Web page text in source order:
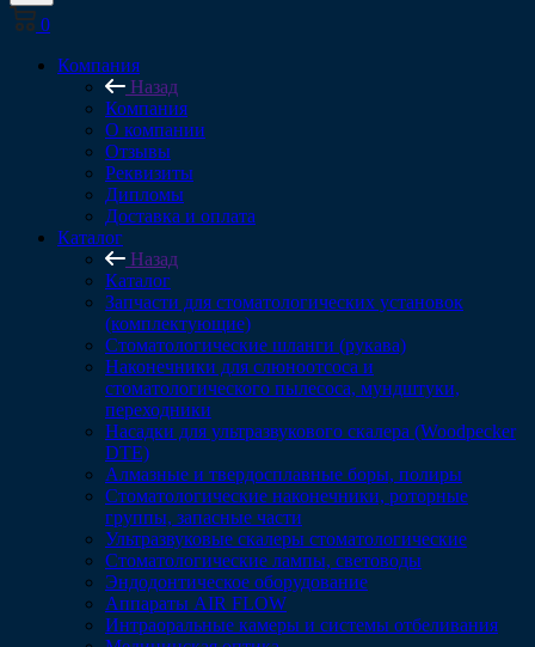
0
Компания
Назад
Компания
О компании
Отзывы
Реквизиты
Дипломы
Доставка и оплата
Каталог
Назад
Каталог
Запчасти для стоматологических установок
(комплектующие)
Стоматологические шланги (рукава)
Наконечники для слюноотсоса и
стоматологического пылесоса, мундштуки,
переходники
Насадки для ультразвукового скалера (Woodpecker
DTE)
Алмазные и твердосплавные боры, полиры
Стоматологические наконечники, роторные
группы, запасные части
Ультразвуковые скалеры стоматологические
Стоматологические лампы, световоды
Эндодонтическое оборудование
Аппараты AIR FLOW
Интраоральные камеры и системы отбеливания